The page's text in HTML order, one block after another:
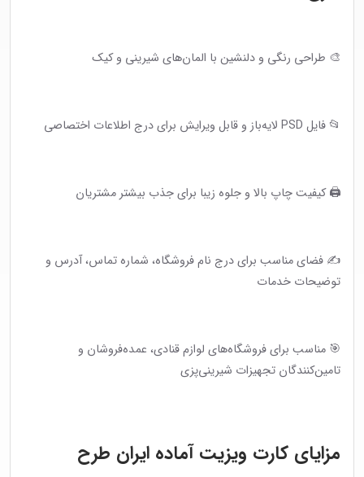
🎨 طراحی رنگی و دلنشین با المان‌های شیرینی و کیک
📂 فایل PSD لایه‌باز و قابل ویرایش برای درج اطلاعات اختصاصی
🖨 کیفیت چاپ بالا و جلوه زیبا برای جذب بیشتر مشتریان
✍️ فضای مناسب برای درج نام فروشگاه، شماره تماس، آدرس و
توضیحات خدمات
🎯 مناسب برای فروشگاه‌های لوازم قنادی، عمده‌فروشان و
تامین‌کنندگان تجهیزات شیرینی‌پزی
مزایای کارت ویزیت آماده ایران طرح